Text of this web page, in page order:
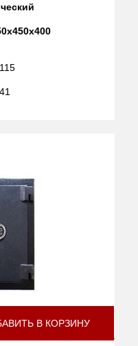
115
41
В КОРЗИНУ